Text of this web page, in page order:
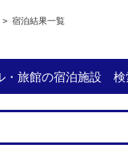
> 宿泊結果一覧
・旅館の宿泊施設 検